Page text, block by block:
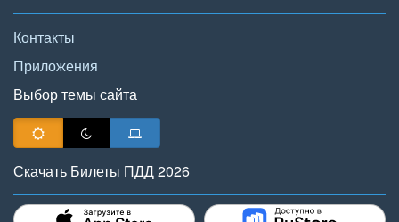
Контакты
Приложения
Выбор темы сайта
Скачать Билеты ПДД 2026